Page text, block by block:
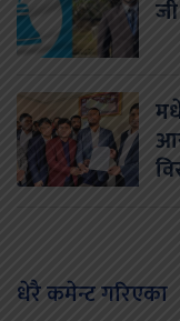
धेरै कमेन्ट गरिएका